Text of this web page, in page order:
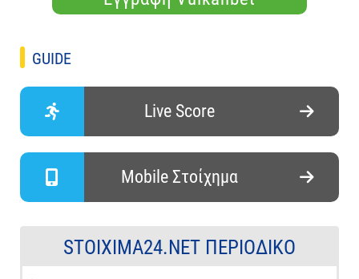
GUIDE
Live Score
Mobile Στοίχημα
STOIXIMA24.NET ΠΕΡΙΟΔΙΚΌ